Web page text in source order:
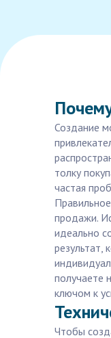
Создание
толку
частая
продажи.
идеально
получаете
ключом к
Чтобы